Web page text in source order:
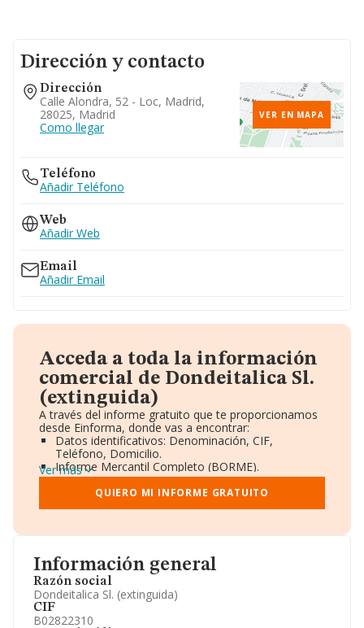
Información general
Razón social
Dondeitalica Sl. (extinguida)
CIF
B02822310
Dirección y contacto
Dirección
Calle Alondra, 52 - Loc, Madrid,
28025, Madrid
Como llegar
VER EN MAPA
Teléfono
Añadir Teléfono
Web
Añadir Web
Email
Añadir Email
Acceda a toda la información
comercial de Dondeitalica Sl.
(extinguida)
A través del informe gratuito que te proporcionamos
desde Einforma, donde vas a encontrar:
Datos identificativos: Denominación, CIF,
Teléfono, Domicilio.
Informe Mercantil Completo (BORME).
Gráficos de Evolución Ventas y Empleados.
Consejo de Administración y Administradores.
Directivos y Ejecutivos.
Información oficial y registral complementaria.
Ver más
QUIERO MI INFORME GRATUITO